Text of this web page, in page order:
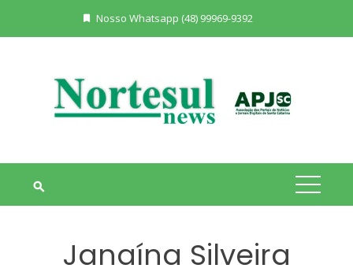
Nosso Whatsapp (48) 99969-9392
Janaína Silveira